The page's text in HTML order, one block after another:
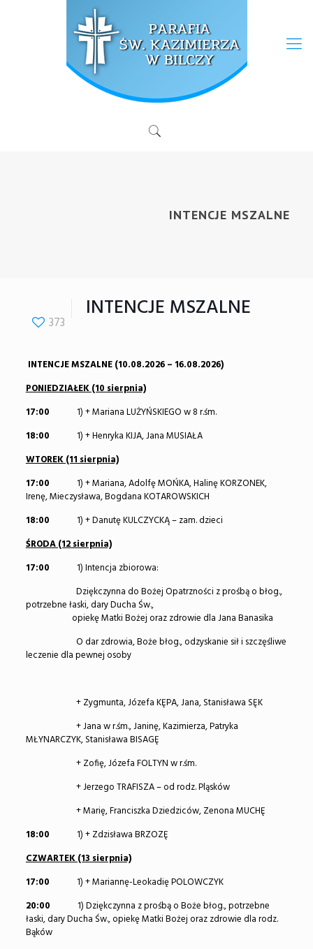
INTENCJE MSZALNE
373 INTENCJE MSZALNE
INTENCJE MSZALNE (10.08.2026 – 16.08.2026)
PONIEDZIAŁEK (10 sierpnia)
17:00 1) + Mariana LUŻYŃSKIEGO w 8 r.śm.
18:00 1) + Henryka KIJA, Jana MUSIAŁA
WTOREK (11 sierpnia)
17:00 1) + Mariana, Adolfę MOŃKA, Halinę KORZONEK,
Irenę, Mieczysława, Bogdana KOTAROWSKICH
18:00 1) + Danutę KULCZYCKĄ – zam. dzieci
ŚRODA (12 sierpnia)
17:00 1) Intencja zbiorowa:
Dziękczynna do Bożej Opatrzności z prośbą o błog.,
potrzebne łaski, dary Ducha Św.,
opiekę Matki Bożej oraz zdrowie dla Jana Banasika
O dar zdrowia, Boże błog., odzyskanie sił i szczęśliwe
leczenie dla pewnej osoby
+ Zygmunta, Józefa KĘPA, Jana, Stanisława SĘK
+ Jana w r.śm., Janinę, Kazimierza, Patryka
MŁYNARCZYK, Stanisława BISAGĘ
+ Zofię, Józefa FOLTYN w r.śm.
+ Jerzego TRAFISZA – od rodz. Pląsków
+ Marię, Franciszka Dziedziców, Zenona MUCHĘ
18:00 1) + Zdzisława BRZOZĘ
CZWARTEK (13 sierpnia)
17:00 1) + Mariannę-Leokadię POLOWCZYK
20:00 1) Dziękczynna z prośbą o Boże błog., potrzebne
łaski, dary Ducha Św., opiekę Matki Bożej oraz zdrowie dla rodz.
Bąków